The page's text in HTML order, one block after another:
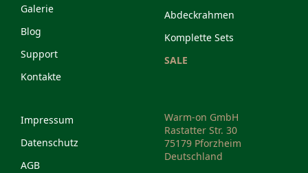
Galerie
Blog
Support
Kontakte
Abdeckrahmen
Komplette Sets
SALE
Impressum
Datenschutz
AGB
Warm-on GmbH
Rastatter Str. 30
75179 Pforzheim
Deutschland